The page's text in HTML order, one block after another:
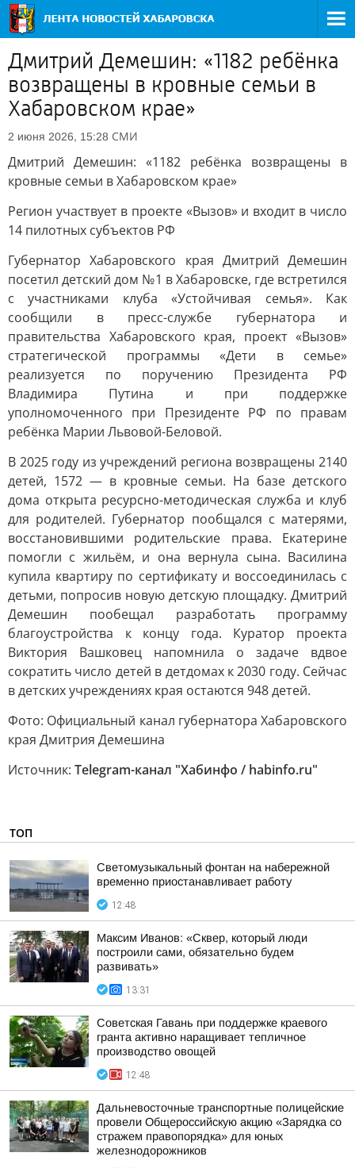
Дмитрий Демешин: «1182 ребёнка
возвращены в кровные семьи в
Хабаровском крае»
2 июня 2026, 15:28 СМИ
Дмитрий Демешин: «1182 ребёнка возвращены в
кровные семьи в Хабаровском крае»
Регион участвует в проекте «Вызов» и входит в число
14 пилотных субъектов РФ
Губернатор Хабаровского края Дмитрий Демешин
посетил детский дом №1 в Хабаровске, где встретился
с участниками клуба «Устойчивая семья». Как
сообщили в пресс-службе губернатора и
правительства Хабаровского края, проект «Вызов»
стратегической программы «Дети в семье»
реализуется по поручению Президента РФ
Владимира Путина и при поддержке
уполномоченного при Президенте РФ по правам
ребёнка Марии Львовой-Беловой.
В 2025 году из учреждений региона возвращены 2140
детей, 1572 — в кровные семьи. На базе детского
дома открыта ресурсно-методическая служба и клуб
для родителей. Губернатор пообщался с матерями,
восстановившими родительские права. Екатерине
помогли с жильём, и она вернула сына. Василина
купила квартиру по сертификату и воссоединилась с
детьми, попросив новую детскую площадку. Дмитрий
Демешин пообещал разработать программу
благоустройства к концу года. Куратор проекта
Виктория Вашковец напомнила о задаче вдвое
сократить число детей в детдомах к 2030 году. Сейчас
в детских учреждениях края остаются 948 детей.
Фото: Официальный канал губернатора Хабаровского
края Дмитрия Демешина
Источник: Telegram-канал "Хабинфо / habinfo.ru"
ТОП
Светомузыкальный фонтан на набережной
временно приостанавливает работу
12:48
Максим Иванов: «Сквер, который люди
построили сами, обязательно будем
развивать»
13:31
Советская Гавань при поддержке краевого
гранта активно наращивает тепличное
производство овощей
12:48
Дальневосточные транспортные полицейские
провели Общероссийскую акцию «Зарядка со
стражем правопорядка» для юных
железнодорожников